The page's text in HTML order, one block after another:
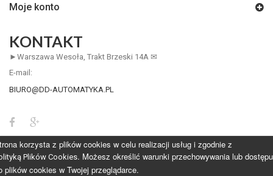
Moje konto
KONTAKT
►Warszawa Wesoła, Trakt Brzeski 14A ✉
E-mail:
BIURO@DD-AUTOMATYKA.PL
korzysta z plików cookies w celu realizacji usług i zgodnie z
Plików Cookies. Możesz określić warunki przechowywania lub dostępu
plików cookies w Twojej przeglądarce.